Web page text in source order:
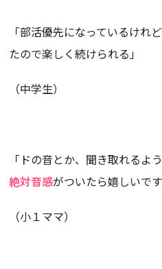
「部活優先になっているけれ
たので楽しく続けられる」
（中学生）
「ドの音とか、聞き取れるよ
絶対音感がついたら嬉しいです
（小１ママ）